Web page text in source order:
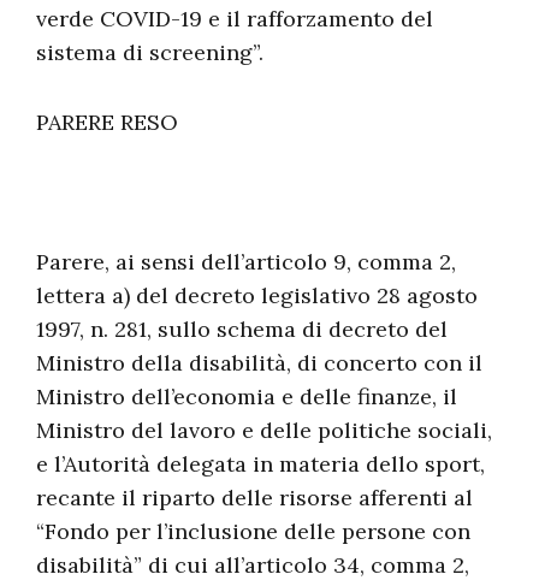
verde COVID-19 e il rafforzamento del
sistema di screening”.
PARERE RESO
Parere, ai sensi dell’articolo 9, comma 2,
lettera a) del decreto legislativo 28 agosto
1997, n. 281, sullo schema di decreto del
Ministro della disabilità, di concerto con il
Ministro dell’economia e delle finanze, il
Ministro del lavoro e delle politiche sociali,
e l’Autorità delegata in materia dello sport,
recante il riparto delle risorse afferenti al
“Fondo per l’inclusione delle persone con
disabilità” di cui all’articolo 34, comma 2,